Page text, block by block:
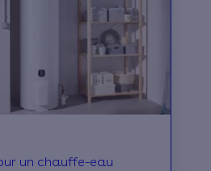
un chauffe-eau